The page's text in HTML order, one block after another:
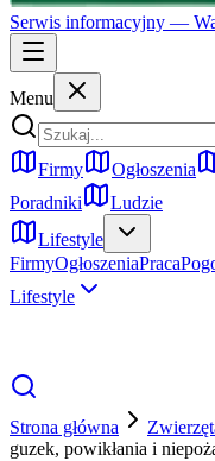
Serwis informacyjny —
Menu
Firmy Ogłoszenia
Poradniki
Ludzie
Lifestyle
FirmyOgłoszeniaPraca
Lifestyle
Strona główna
guzek, powikłania i